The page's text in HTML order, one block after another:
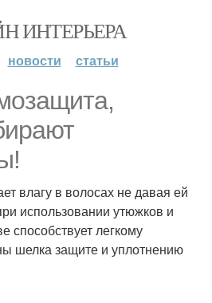
ИНТЕРЬЕРА
новости статьи
влагу в волосах не давая ей
использовании утюжков и
способствует легкому
шелка защите и уплотнению